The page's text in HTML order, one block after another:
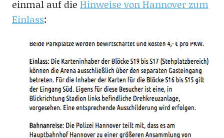
einmal auf die Hinweise von Hannover zum
Einlass: